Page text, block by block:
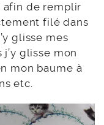
afin de remplir
filé dans
glisse mes
glisse mon
mon baume à
etc.